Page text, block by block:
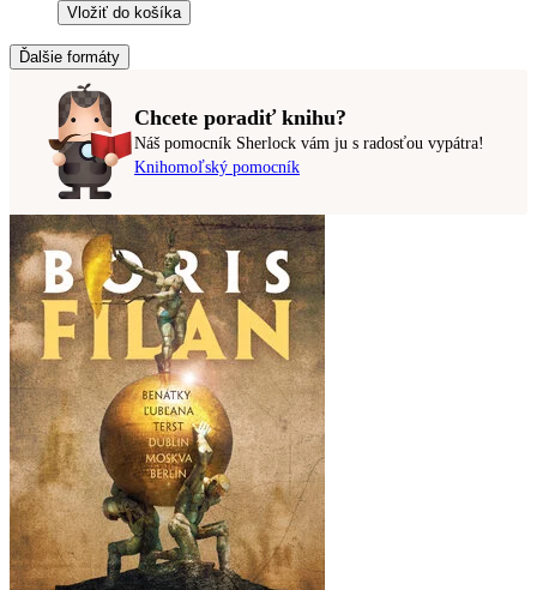
Vložiť do košíka
Ďalšie formáty
Chcete poradiť knihu?
Náš pomocník Sherlock vám ju s radosťou vypátra!
Knihomoľský pomocník